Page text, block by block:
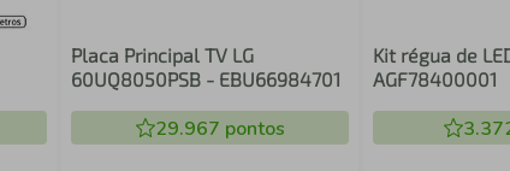
Placa Principal TV LG
60UQ8050PSB - EBU66984701
29.967 pontos
Kit régua de LED TV LG -
AGF78400001